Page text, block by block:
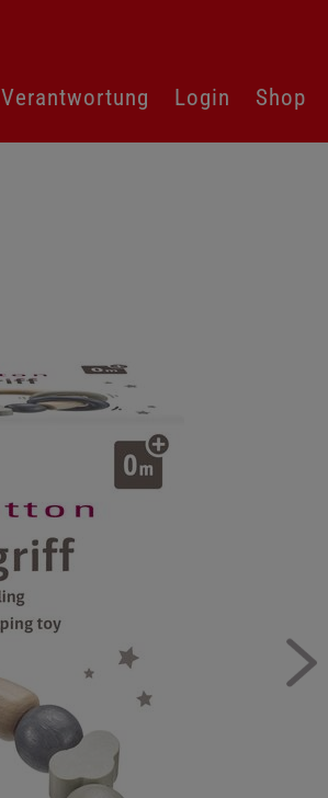
Verantwortung Login Shop